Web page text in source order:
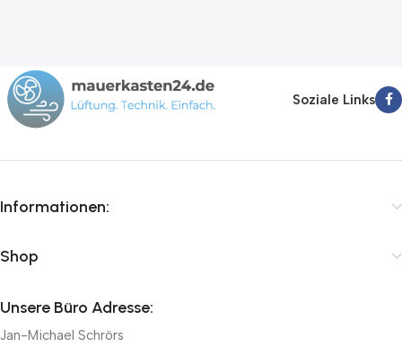
Soziale Links
Informationen:
Shop
Unsere Büro Adresse:
Jan-Michael Schrörs